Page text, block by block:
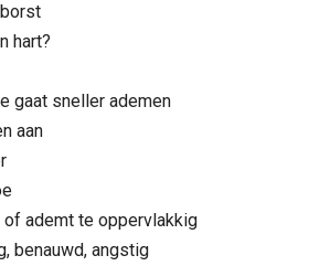
hart?
gaat sneller ademen
aan
ademt te oppervlakkig
benauwd, angstig